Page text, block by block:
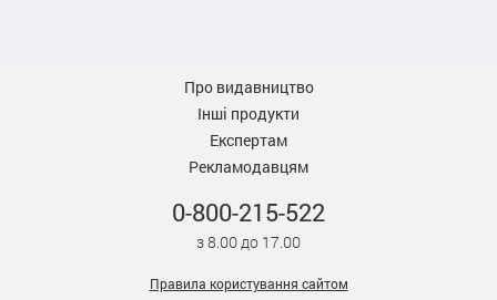
Про видавництво
Інші продукти
Експертам
Рекламодавцям
0-800-215-522
з 8.00 до 17.00
Правила користування сайтом